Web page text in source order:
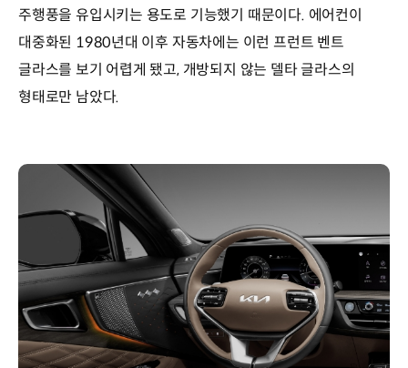
주행풍을 유입시키는 용도로 기능했기 때문이다. 에어컨이
대중화된 1980년대 이후 자동차에는 이런 프런트 벤트
글라스를 보기 어렵게 됐고, 개방되지 않는 델타 글라스의
형태로만 남았다.